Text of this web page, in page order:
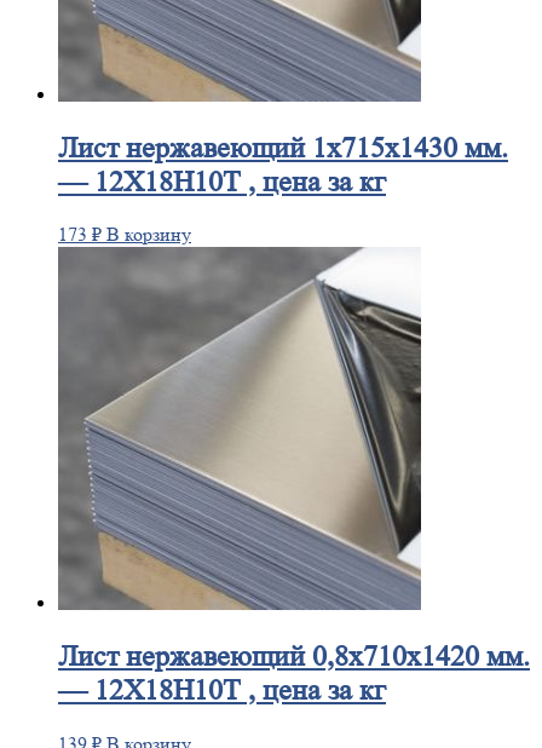
Листнержавеющий 1x715x1430 мм.
— 12Х18Н10Т , цена за кг
173 ₽ В корзину
Листнержавеющий 0,8x710x1420 мм.
— 12Х18Н10Т , цена за кг